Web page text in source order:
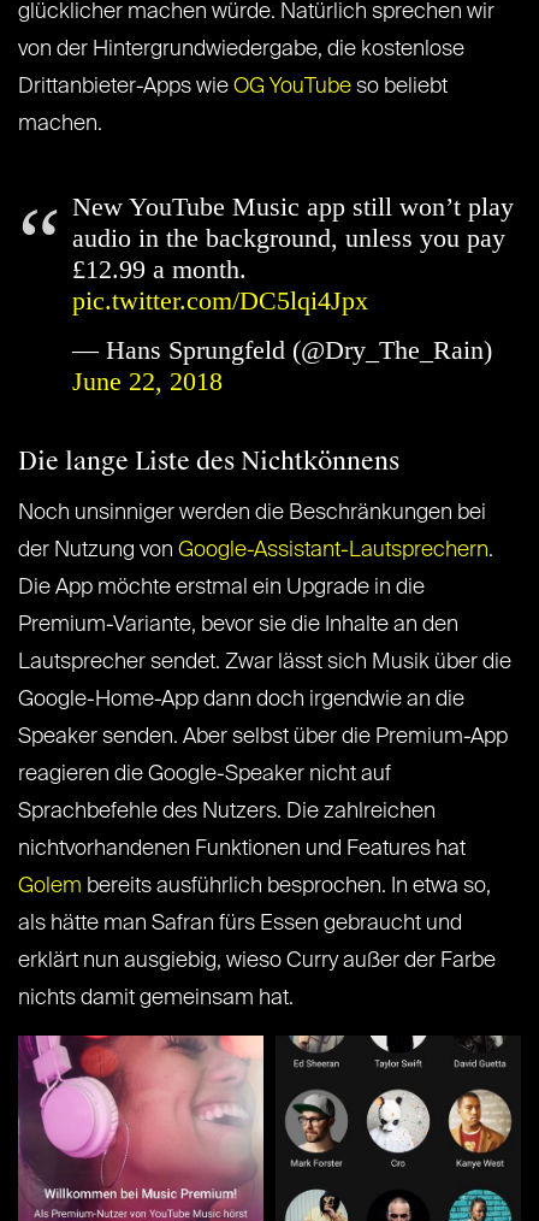
glücklicher machen würde. Natürlich sprechen wir
von der Hintergrundwiedergabe, die kostenlose
Drittanbieter-Apps wie OG YouTube so beliebt
machen.
New YouTube Music app still won’t play
audio in the background, unless you pay
£12.99 a month.
pic.twitter.com/DC5lqi4Jpx
— Hans Sprungfeld (@Dry_The_Rain)
June 22, 2018
Die lange Liste des Nichtkönnens
Noch unsinniger werden die Beschränkungen bei
der Nutzung von Google-Assistant-Lautsprechern.
Die App möchte erstmal ein Upgrade in die
Premium-Variante, bevor sie die Inhalte an den
Lautsprecher sendet. Zwar lässt sich Musik über die
Google-Home-App dann doch irgendwie an die
Speaker senden. Aber selbst über die Premium-App
reagieren die Google-Speaker nicht auf
Sprachbefehle des Nutzers. Die zahlreichen
nichtvorhandenen Funktionen und Features hat
Golem bereits ausführlich besprochen. In etwa so,
als hätte man Safran fürs Essen gebraucht und
erklärt nun ausgiebig, wieso Curry außer der Farbe
nichts damit gemeinsam hat.